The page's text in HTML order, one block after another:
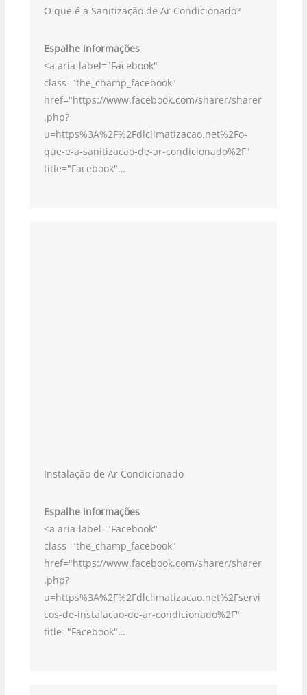
O que é a Sanitização de Ar Condicionado?
Espalhe informações
<a aria-label="Facebook"
class="the_champ_facebook"
href="https://www.facebook.com/sharer/sharer
.php?
u=https%3A%2F%2Fdlclimatizacao.net%2Fo-
que-e-a-sanitizacao-de-ar-condicionado%2F"
title="Facebook"…
Instalação de Ar Condicionado
Espalhe informações
<a aria-label="Facebook"
class="the_champ_facebook"
href="https://www.facebook.com/sharer/sharer
.php?
u=https%3A%2F%2Fdlclimatizacao.net%2Fservi
cos-de-instalacao-de-ar-condicionado%2F"
title="Facebook"…